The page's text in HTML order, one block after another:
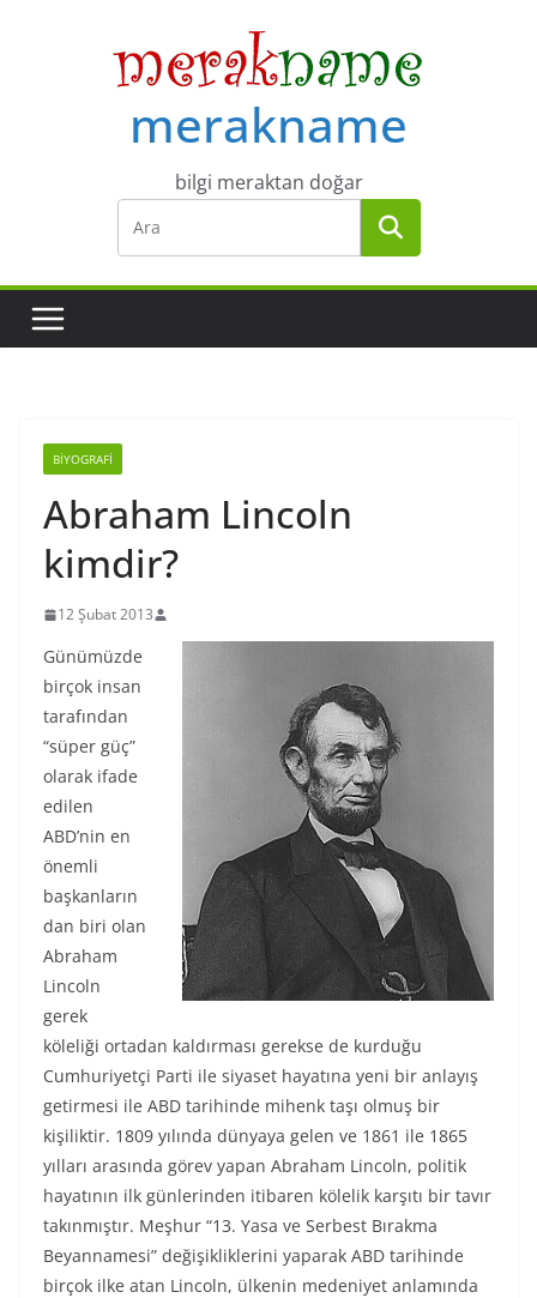
merakname
bilgi meraktan doğar
BIYOGRAFI
Abraham Lincoln
kimdir?
12 Şubat 2013
Günümüzde
birçok insan
tarafından
“süper güç”
olarak ifade
edilen
ABD’nin en
önemli
başkanların
dan biri olan
Abraham
Lincoln
gerek
köleliği ortadan kaldırması gerekse de kurduğu
Cumhuriyetçi Parti ile siyaset hayatına yeni bir anlayış
getirmesi ile ABD tarihinde mihenk taşı olmuş bir
kişiliktir. 1809 yılında dünyaya gelen ve 1861 ile 1865
yılları arasında görev yapan Abraham Lincoln, politik
hayatının ilk günlerinden itibaren kölelik karşıtı bir tavır
takınmıştır. Meşhur “13. Yasa ve Serbest Bırakma
Beyannamesi” değişikliklerini yaparak ABD tarihinde
birçok ilke atan Lincoln, ülkenin medeniyet anlamında